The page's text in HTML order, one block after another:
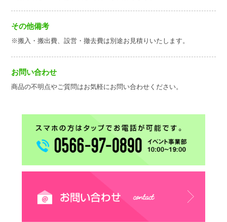
その他備考
※搬入・搬出費、設営・撤去費は別途お見積りいたします。
お問い合わせ
商品の不明点やご質問はお気軽にお問い合わせください。